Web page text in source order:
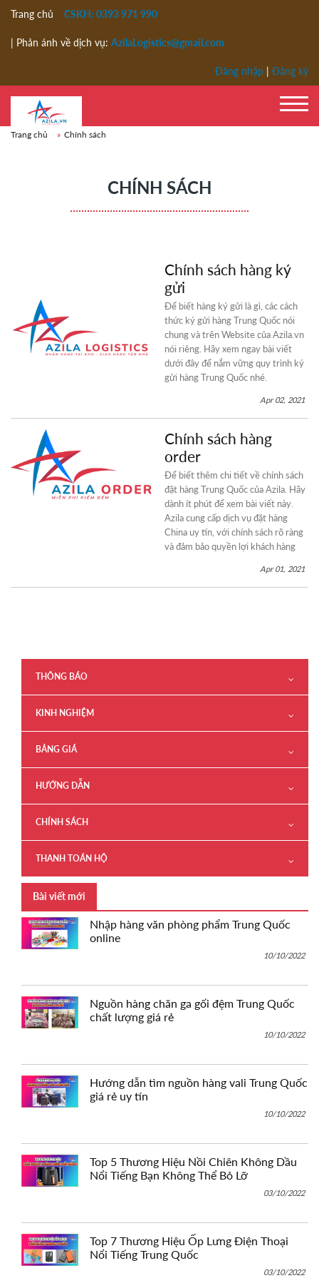
Trang chủ CSKH: 0393 971 990
| Phản ánh về dịch vụ: AzilaLogistics@gmail.com
Đăng nhập | Đăng ký
Trang chủ Chính sách
CHÍNH SÁCH
Chính sách hàng ký
gửi
Để biết hàng ký gửi là gì, các cách
thức ký gửi hàng Trung Quốc nói
chung và trên Website của Azila.vn
nói riêng. Hãy xem ngay bài viết
dưới đây để nắm vững quy trình ký
gửi hàng Trung Quốc nhé.
Apr 02, 2021
Chính sách hàng
order
Để biết thêm chi tiết về chính sách
đặt hàng Trung Quốc của Azila. Hãy
dành ít phút để xem bài viết này.
Azila cung cấp dịch vụ đặt hàng
China uy tín, với chính sách rõ ràng
và đảm bảo quyền lợi khách hàng
Apr 01, 2021
THÔNG BÁO
KINH NGHIỆM
BẢNG GIÁ
HƯỚNG DẪN
CHÍNH SÁCH
THANH TOÁN HỘ
Bài viết mới
Nhập hàng văn phòng phẩm Trung Quốc
online
10/10/2022
Nguồn hàng chăn ga gối đệm Trung Quốc
chất lượng giá rẻ
10/10/2022
Hướng dẫn tìm nguồn hàng vali Trung Quốc
giá rẻ uy tín
10/10/2022
Top 5 Thương Hiệu Nồi Chiên Không Dầu
Nổi Tiếng Bạn Không Thể Bỏ Lỡ
03/10/2022
Top 7 Thương Hiệu Ốp Lưng Điện Thoại
Nổi Tiếng Trung Quốc
03/10/2022